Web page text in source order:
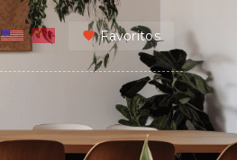
Favoritos